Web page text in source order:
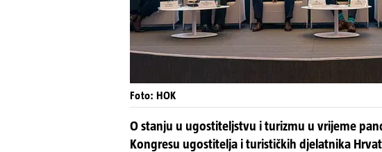
Foto: HOK
O stanju u ugostiteljstvu i turizmu u vrijeme
Kongresu ugostitelja i turističkih djelatnika